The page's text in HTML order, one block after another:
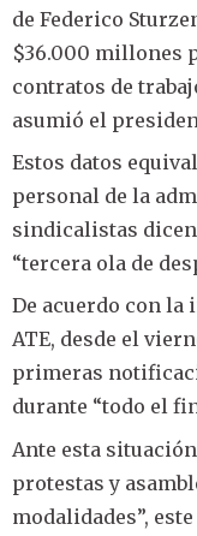
de Federico
$36.000 millones
contratos de
asumió el
Estos datos
personal de la
sindicalistas
“tercera ola de
De acuerdo con la
ATE, desde el
primeras
durante “todo el
Ante esta
protestas y
modalidades”,